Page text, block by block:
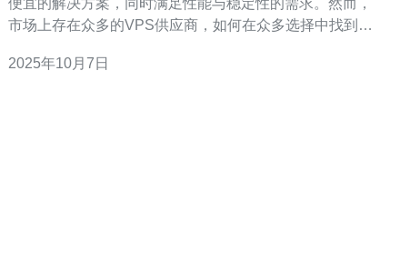
便宜的解决方案，同时满足性能与稳定性的需求。然而，
市场上存在众多的VPS供应商，如何在众多选择中找到最
VPS时需要注意的各项事项，以帮助您做出明智的决策。
2025年10月7日